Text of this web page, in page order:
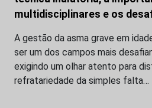
multidisciplinares e os
A gestão da asma grave em
ser um dos campos mais
exigindo um olhar atento para
refratariedade da simples falta…